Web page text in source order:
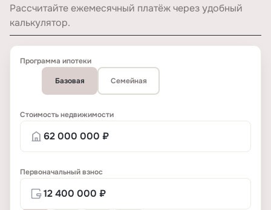
Рассчитайте ежемесячный платёж через удобный
калькулятор.
Программа ипотеки
Базовая Семейная
Стоимость недвижимости
Первоначальный взнос